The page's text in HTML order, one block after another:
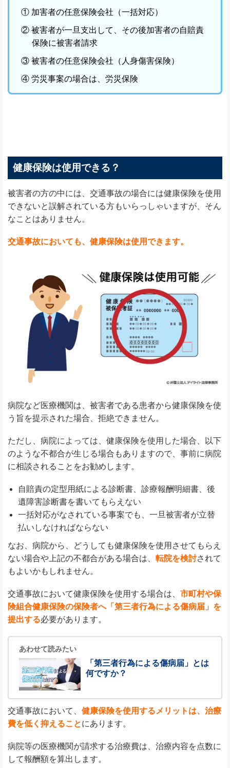
① 加害者の任意保険会社（一括対応）
② 被害者が一旦支出して、その後加害者の自賠責
保険に被害者請求
③ 被害者の任意保険会社（人身傷害保険）
④ 労災事案の場合は、労災保険
健康保険は使用できる？
被害者の方の中には、交通事故の場合には健康保険を使用
できないと誤解されている方もいらっしゃいますが、そん
なことはありません。
交通事故においても、健康保険は使用できます。
病院など医療機関は、被害者である患者から健康保険を使
う旨を提示された場合、拒絶できません。
ただし、病院によっては、健康保険を使用した場合、以下
のような不都合が生じる場合もありますので、事前に病院
に相談されることをお勧めします。
自賠責の定型用紙による診断書、診療報酬明細書、後
遺障害診断書を書いてもらえない
一括対応がなされている事案でも、一旦被害者が立替
払いしなければならない
なお、病院から、どうしても健康保険を使用させてもらえ
ない場合や上記の不都合がある場合は、 転院を検討されて
もよいかもしれません。
交通事故において健康保険を使用する場合は、 市町村や保
険組合健康保険の保険者へ「第三者行為による傷病届」を
提出する必要があります。
あわせて読みたい
「第三者行為による傷病届」とは
何ですか？
交通事故において、 健康保険を使用するメリットは、治療
費を低く抑えることにあります。
病院等の医療機関が請求する治療費は、治療内容を点数に
して報酬額を算出します。